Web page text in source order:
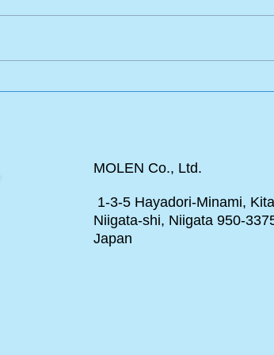
MOLEN Co., Ltd.
1-3-5 Hayadori-Minami,
Niigata-shi, Niigata 950-
Japan